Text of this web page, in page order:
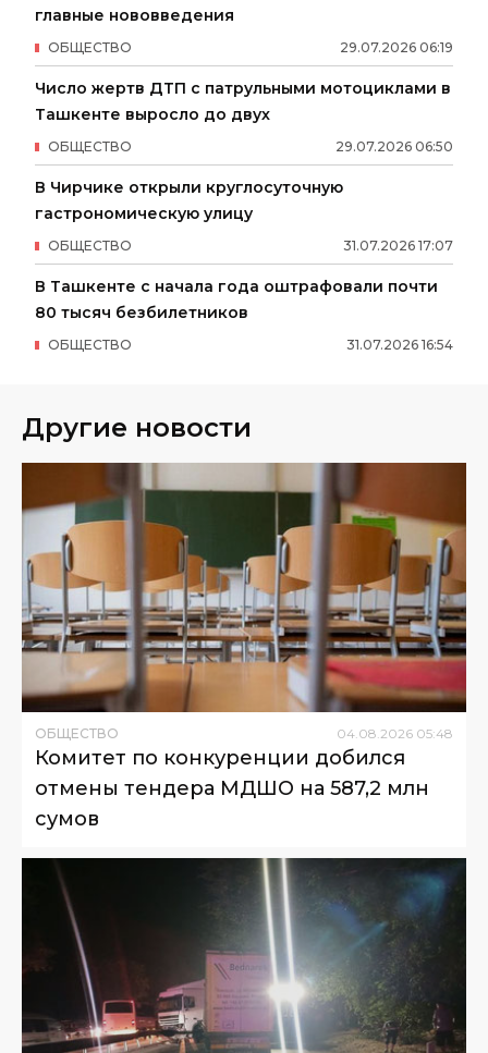
главные нововведения
29.07.2026 06:19
ОБЩЕСТВО
Число жертв ДТП с патрульными мотоциклами в
Ташкенте выросло до двух
29.07.2026 06:50
ОБЩЕСТВО
В Чирчике открыли круглосуточную
гастрономическую улицу
31.07.2026 17:07
ОБЩЕСТВО
В Ташкенте с начала года оштрафовали почти
80 тысяч безбилетников
31.07.2026 16:54
ОБЩЕСТВО
Другие новости
ОБЩЕСТВО 04.08.2026 05:48
Комитет по конкуренции добился
отмены тендера МДШО на 587,2 млн
сумов